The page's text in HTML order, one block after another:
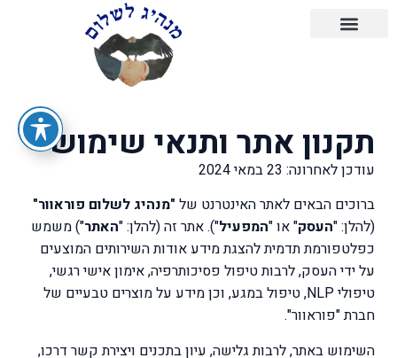
תקנון אתר ותנאי שימוש
עודכן לאחרונה: 23 במאי 2024
ברוכים הבאים לאתר האינטרנט של "מנהיג לשלום פוראוור"
(להלן: "העסק" או "המפעיל"). אתר זה (להלן: "האתר") משמש
כפלטפורמת תדמית להצגת מידע אודות השירותים המוצעים
על ידי העסק, לרבות טיפול פסיכותרפיה, אימון אישי רגשי,
טיפולי NLP, טיפול במגע, וכן מידע על מוצרים טבעיים של
חברת "פוראוור".
השימוש באתר, לרבות גלישה, עיון בתכנים ויצירת קשר דרכו,